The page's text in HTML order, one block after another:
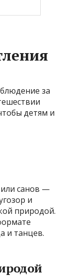
за
детям и
или санов —
и
природой.
и танцев.